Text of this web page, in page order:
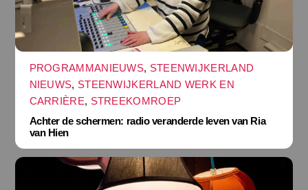
PROGRAMMANIEUWS, STEENWIJKERLAND
NIEUWS, STEENWIJKERLAND WERK EN
CARRIÈRE, STREEKOMROEP
Achter de schermen: radio veranderde leven van Ria
van Hien